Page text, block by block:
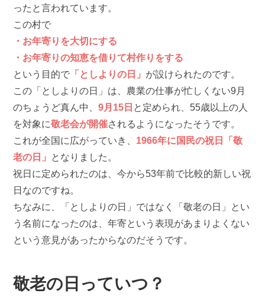
ったと言われています。
この村で
・お年寄りを大切にする
・お年寄りの知恵を借りて村作りをする
という目的で 「としよりの日」 が設けられたのです。
この「としよりの日」は、農業の仕事が忙しくない9月
のちょうど真ん中、9月15日 と定められ、55歳以上の人
を対象に敬老会が開催されるようになったそうです。
これが全国に広がっていき、 1966年に国民の祝日「敬
老の日」 となりました。
祝日に定められたのは、今から53年前で比較的新しい祝
日なのですね。
ちなみに、「としよりの日」ではなく「敬老の日」とい
う名前になったのは、年寄という表現があまりよくない
という意見があったからなのだそうです。
敬老の日っていつ？